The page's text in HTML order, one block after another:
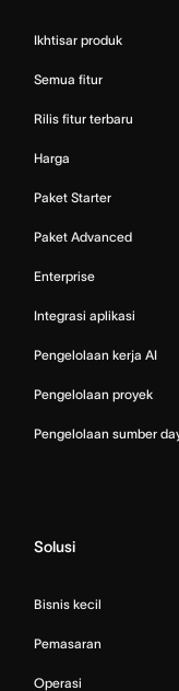
Ikhtisar produk
Semua fitur
Rilis fitur terbaru
Harga
Paket Starter
Paket Advanced
Enterprise
Integrasi aplikasi
Pengelolaan kerja AI
Pengelolaan proyek
Pengelolaan sumber
Solusi
Bisnis kecil
Pemasaran
Operasi